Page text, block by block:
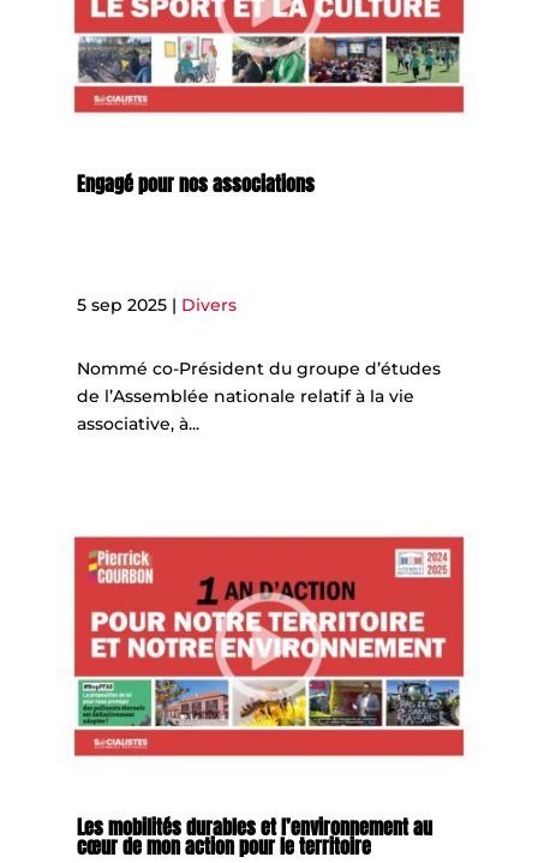
Engagé pour nos associations
5 sep 2025| Divers
Nommé co-Président du groupe d’études
de l’Assemblée nationale relatif à la vie
associative, à...
Les mobilités durables et l’environnement au
cœur de mon action pour le territoire